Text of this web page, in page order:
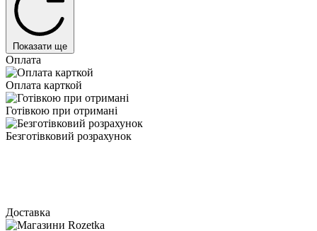
Показати ще
Оплата
Оплата карткой
Готівкою при отримані
Безготівковий розрахунок
Доставка